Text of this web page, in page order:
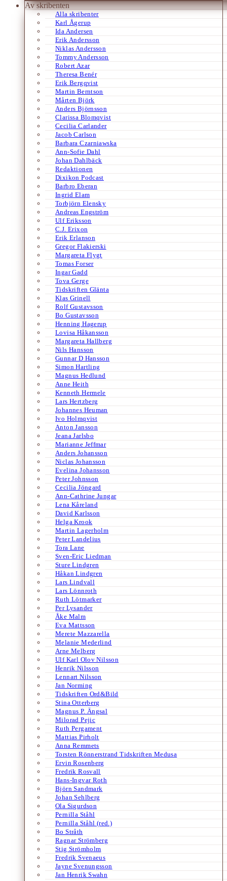
Av skribenten
Alla skribenter
Karl Ågerup
Ida Andersen
Erik Andersson
Niklas Andersson
Tommy Andersson
Robert Azar
Theresa Benér
Erik Bergqvist
Martin Berntson
Mårten Björk
Anders Björnsson
Clarissa Blomqvist
Cecilia Carlander
Jacob Carlson
Barbara Czarniawska
Ann-Sofie Dahl
Johan Dahlbäck
Redaktionen
Dixikon Podcast
Barbro Eberan
Ingrid Elam
Torbjörn Elensky
Andreas Engström
Ulf Eriksson
C.J. Erixon
Erik Erlanson
Gregor Flakierski
Margareta Flygt
Tomas Forser
Ingar Gadd
Tova Gerge
Tidskriften Glänta
Klas Grinell
Rolf Gustavsson
Bo Gustavsson
Henning Hagerup
Lovisa Håkansson
Margareta Hallberg
Nils Hansson
Gunnar D Hansson
Simon Hartling
Magnus Hedlund
Anne Heith
Kenneth Hermele
Lars Hertzberg
Johannes Heuman
Ivo Holmqvist
Anton Jansson
Jeana Jarlsbo
Marianne Jeffmar
Anders Johansson
Niclas Johansson
Evelina Johansson
Peter Johnsson
Cecilia Jöngard
Ann-Cathrine Jungar
Lena Kåreland
David Karlsson
Helga Krook
Martin Lagerholm
Peter Landelius
Tora Lane
Sven-Eric Liedman
Sture Lindgren
Håkan Lindgren
Lars Lindvall
Lars Lönnroth
Ruth Lötmarker
Per Lysander
Åke Malm
Eva Mattsson
Merete Mazzarella
Melanie Mederlind
Arne Melberg
Ulf Karl Olov Nilsson
Henrik Nilsson
Lennart Nilsson
Jan Norming
Tidskriften Ord&Bild
Stina Otterberg
Magnus P. Ängsal
Milorad Pejic
Ruth Pergament
Mattias Pirholt
Anna Remmets
Torsten Rönnerstrand Tidskriften Medusa
Ervin Rosenberg
Fredrik Rosvall
Hans-Ingvar Roth
Björn Sandmark
Johan Sehlberg
Ola Sigurdson
Pernilla Ståhl
Pernilla Ståhl (red.)
Bo Stråth
Ragnar Strömberg
Stig Strömholm
Fredrik Svenaeus
Jayne Svenungsson
Jan Henrik Swahn